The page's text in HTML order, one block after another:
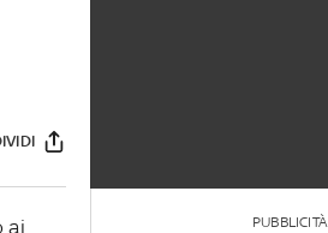
ai PUBBLICITÀ